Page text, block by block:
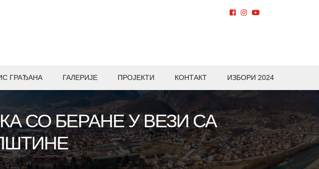
ГРАЂАНА ГАЛЕРИЈЕ ПРОЈЕКТИ КОНТАКТ ИЗБОРИ 2024
СО БЕРАНЕ У ВЕЗИ СА